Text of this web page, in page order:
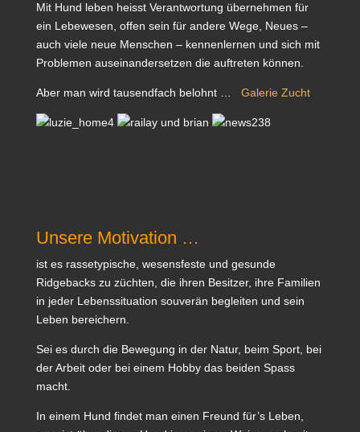
Mit Hund leben heisst Verantwortung übernehmen für
ein Lebewesen, offen sein für andere Wege, Neues –
auch viele neue Menschen – kennenlernen und sich mit
Problemen auseinandersetzen die auftreten können.
Aber man wird tausendfach belohnt … Galerie Zucht
Unsere Motivation …
ist es rassetypische, wesensfeste und gesunde
Ridgebacks zu züchten, die ihren Besitzer, ihre Familien
in jeder Lebenssituation souverän begleiten und sein
Leben bereichern.
Sei es durch die Bewegung in der Natur, beim Sport, bei
der Arbeit oder bei einem Hobby das beiden Spass
macht.
In einem Hund findet man einen Freund für’s Leben,